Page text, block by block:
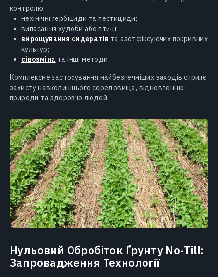
контролю:
нехімічні гербіциди та пестициди;
випасання худоби або птиці;
вирощування сидератів та азотфіксуючих покривних
культур;
сівозміна та інші методи.
Комплексне застосування найбезпечніших заходів сприяє
захисту навколишнього середовища, відновленню
природи та здоров’ю людей.
Нульовий Обробіток Ґрунту No-Till:
Запровадження Технології